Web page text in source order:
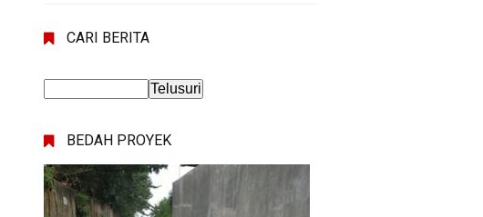
CARI BERITA
BEDAH PROYEK